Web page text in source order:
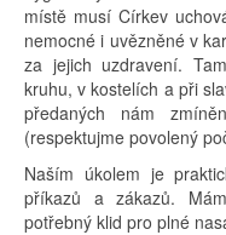
místě musí Církev
nemocné i uvězněné v
za jejich uzdravení.
kruhu, v kostelích a při
předaných nám
(respektujme povolený
Naším úkolem je
příkazů a zákazů.
potřebný klid pro plné